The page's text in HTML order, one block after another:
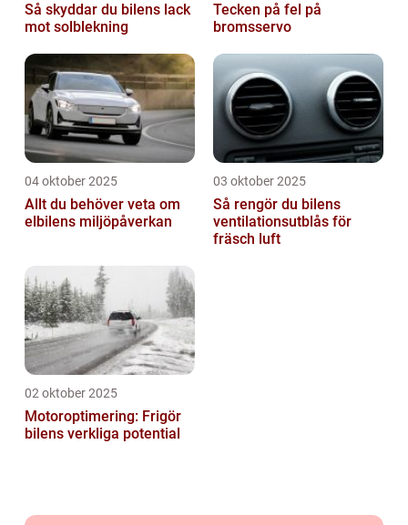
Så skyddar du bilens lack
mot solblekning
Tecken på fel på
bromsservo
04 oktober 2025
Allt du behöver veta om
elbilens miljöpåverkan
03 oktober 2025
Så rengör du bilens
ventilationsutblås för
fräsch luft
02 oktober 2025
Motoroptimering: Frigör
bilens verkliga potential